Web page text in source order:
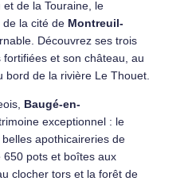
et de la Touraine, le
de la cité de Montreuil-
Découvrez ses trois
et son château, au
de la rivière Le Thouet.
Baugé-en-
exceptionnel : le
apothicaireries de
650 pots et boîtes aux
clocher tors et la forêt de